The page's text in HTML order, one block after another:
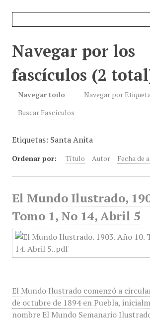
Navegar por los
fascículos (2
Navegar todo
Navegar por
Buscar Fascículos
Etiquetas: Santa Anita
Ordenar por: Título Autor Fecha de
El Mundo Ilustrado,
Tomo 1, No 14, Abril 5
El Mundo Ilustrado comenzó a
de octubre de 1894 en Puebla,
nombre El Mundo Semanario